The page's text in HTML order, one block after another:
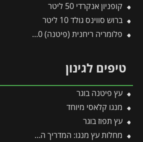
קופניון אנקרדי 50 ליטר
ברוש סווינס גולד 10 ליטר
פלומריה ריחנית (פיטנה) 50 ליטר
טיפים לגינון
עץ פיטנה בוגר
מנגו קלאסי מיוחד
עץ תפוז בוגר
מחלות עץ מנגו: המדריך המלא לזיהוי, מניעה וטיפול מנצח